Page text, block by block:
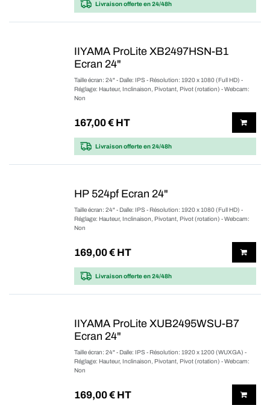
Livraison offerteen 24/48h
IIYAMA ProLite XB2497HSN-B1
Ecran 24"
Taille écran: 24" - Dalle: IPS - Résolution: 1920 x 1080 (Full HD) -
Réglage: Hauteur, Inclinaison, Pivotant, Pivot (rotation) - Webcam:
Non
167,00€ HT
Livraison offerteen 24/48h
HP 524pf Ecran 24"
Taille écran: 24" - Dalle: IPS - Résolution: 1920 x 1080 (Full HD) -
Réglage: Hauteur, Inclinaison, Pivotant, Pivot (rotation) - Webcam:
Non
169,00€ HT
Livraison offerteen 24/48h
IIYAMA ProLite XUB2495WSU-B7
Ecran 24"
Taille écran: 24" - Dalle: IPS - Résolution: 1920 x 1200 (WUXGA) -
Réglage: Hauteur, Inclinaison, Pivotant, Pivot (rotation) - Webcam:
Non
169,00€ HT